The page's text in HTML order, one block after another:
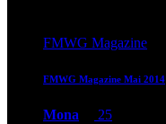
FMWG Magazine
FMWG Magazine Mai 2014
Mona 25